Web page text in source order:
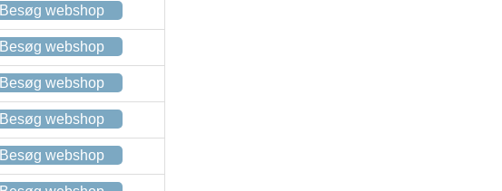
Besøg webshop
Besøg webshop
Besøg webshop
Besøg webshop
Besøg webshop